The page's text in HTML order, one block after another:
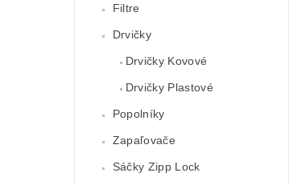
Filtre
Drvičky
Drvičky Kovové
Drvičky Plastové
Popolníky
Zapaľovače
Sáčky Zipp Lock